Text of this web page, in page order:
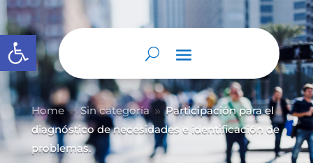
Abrir barra de herramientas
Home 9 Sin categoría 9 Participación para el
diagnóstico de necesidades e identificación de
problemas.